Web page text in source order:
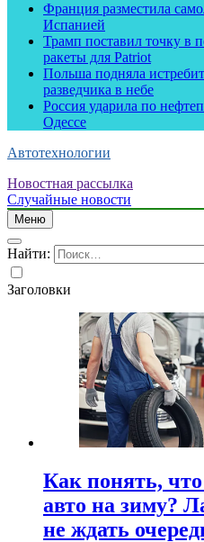
Франция разместила
Испанией
Трамп поставил точку в
ракеты для Patriot
Польша подняла
разведчика в небе
Россия ударила по
Одессе
Автотехнологии
Новостная рассылка
Случайные новости
Меню
Найти:
Заголовки
Как понять, что
авто на зиму?
не ждать